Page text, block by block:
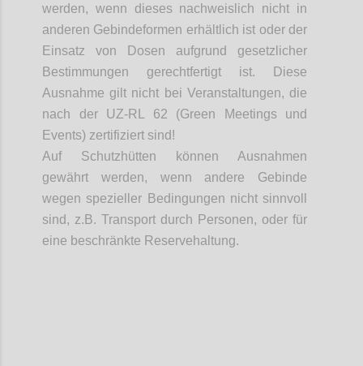
werden, wenn dieses nachweislich nicht in
anderen Gebindeformen erhältlich ist oder der
Einsatz von Dosen aufgrund gesetzlicher
Bestimmungen gerechtfertigt ist. Diese
Ausnahme gilt nicht bei Veranstaltungen, die
nach der UZ-RL 62 (Green Meetings und
Events) zertifiziert sind!
Auf Schutzhütten können Ausnahmen
gewährt werden, wenn andere Gebinde
wegen spezieller Bedingungen nicht sinnvoll
sind, z.B. Transport durch Personen, oder für
eine beschränkte Reservehaltung.